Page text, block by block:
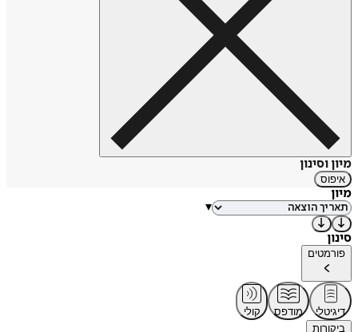
מיון וסינון
איפוס
מיון
▾
סינון
פורמטים
דיגיטלי מודפס
קולי
ביקורות